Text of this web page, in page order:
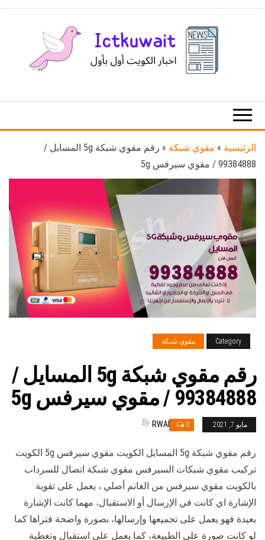
الكويت
الرئيسية » مقوي شبكة »
رقم مقوي شبكة 5g المسايل /
99384888 / مقوي سيرفس 5g
Category مقوي شبكة
رقم مقوي شبكة 5g المسايل /
99384888 / مقوي سيرفس 5g
مايو 7, 2021 0
By RWAN
رقم مقوي شبكة 5g المسايل الكويت مقوي سيرفس 5g الكويت
تركيب مقوي شبكات السيرفس مقوي شبكة اتصال للسرداب
بالكويت مقوي سيرفس من الغانم أصلي ، يعمل على تقوية
الإشارة اي كانت في الإرسال أو الاستقبال، مهما كانت الإشارة
بعيدة فهو يعمل على تجميعها وإرسالها، بصورة واضحة فتراها كما
لو كانت صورة على الطبيعة، كما يعمل على استقبال وتغطية